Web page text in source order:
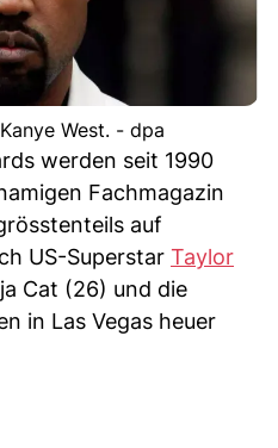
West. - dpa
werden seit 1990
Fachmagazin
auf
US-Superstar Taylor
Cat (26) und die
in Las Vegas heuer